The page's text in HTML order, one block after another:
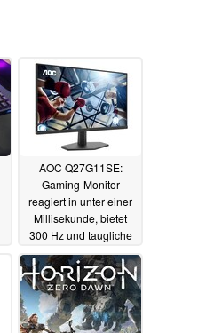
AOC Q27G11SE:
Gaming-Monitor
reagiert in unter einer
Millisekunde, bietet
300 Hz und taugliche
Auflösung17.10.2024